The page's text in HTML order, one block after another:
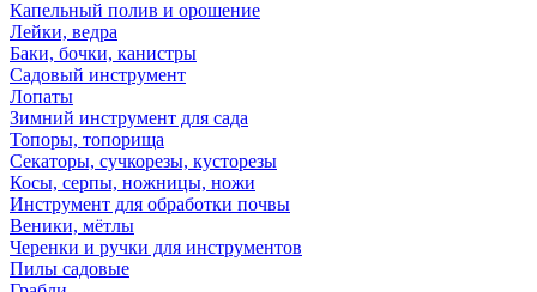
Капельный полив и орошение
Лейки, ведра
Баки, бочки, канистры
Садовый инструмент
Лопаты
Зимний инструмент для сада
Топоры, топорища
Секаторы, сучкорезы, кусторезы
Косы, серпы, ножницы, ножи
Инструмент для обработки почвы
Веники, мётлы
Черенки и ручки для инструментов
Пилы садовые